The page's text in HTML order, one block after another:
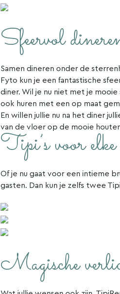
Sfeervol
Samen dineren onder de
Fyto kun je een fantastische
diner. Wil je nu niet met je
ook huren met een op maat
En willen jullie nu na het diner
van de vloer op de mooie
Tipi’s voor
Of je nu gaat voor een intieme
gasten. Dan kun je zelfs twee
Magische